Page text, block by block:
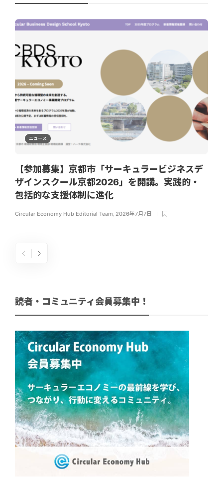
ニュース
【参加募集】京都市「サーキュラービジネスデ
ザインスクール京都2026」を開講。実践的・
包括的な支援体制に進化
Circular Economy Hub Editorial Team, 2026年7月7日
読者・コミュニティ会員募集中！